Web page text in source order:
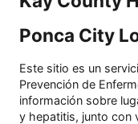
Ponca City
Este sitio es un
Prevención de
información sobre
y hepatitis, junto con